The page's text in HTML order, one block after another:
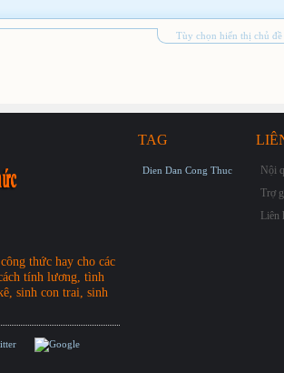
Tùy chọn hiển thị chủ đề
thức hay cho các
tính lương, tình
sinh con trai, sinh
TAG
Dien Dan Cong Thuc
Nội
Trợ
Liên